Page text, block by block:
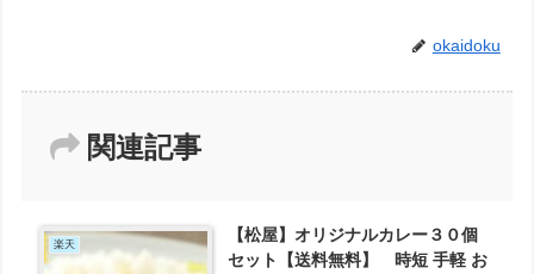
okaidoku
関連記事
楽天
【松屋】オリジナルカレー３０個
セット【送料無料】 時短 手軽 お